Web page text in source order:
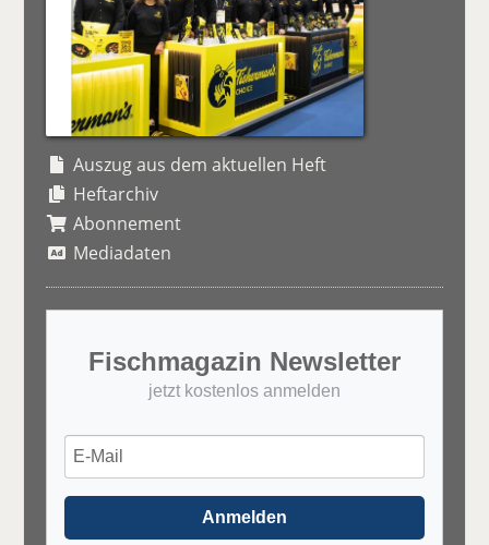
Auszug aus dem aktuellen Heft
Heftarchiv
Abonnement
Mediadaten
Fischmagazin Newsletter
jetzt kostenlos anmelden
Anmelden